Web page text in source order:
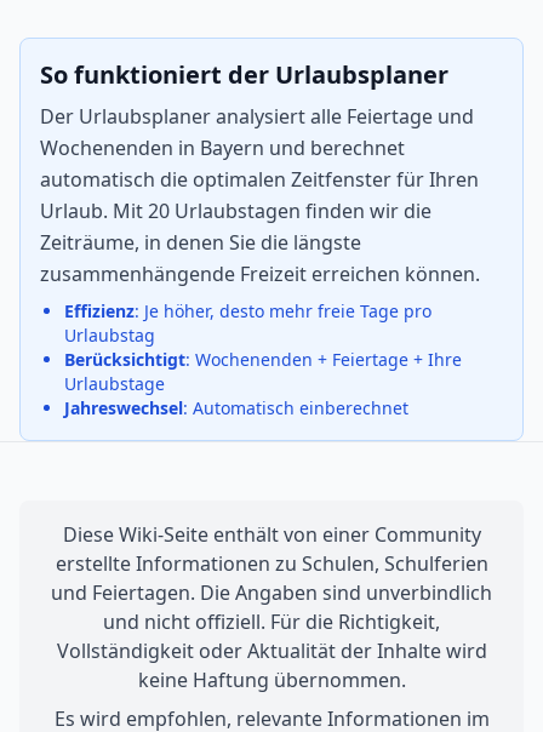
So funktioniert der Urlaubsplaner
Der Urlaubsplaner analysiert alle Feiertage und
Wochenenden in Bayern und berechnet
automatisch die optimalen Zeitfenster für Ihren
Urlaub. Mit 20 Urlaubstagen finden wir die
Zeiträume, in denen Sie die längste
zusammenhängende Freizeit erreichen können.
Effizienz: Je höher, desto mehr freie Tage pro
Urlaubstag
Berücksichtigt: Wochenenden + Feiertage + Ihre
Urlaubstage
Jahreswechsel: Automatisch einberechnet
Diese Wiki-Seite enthält von einer Community
erstellte Informationen zu Schulen, Schulferien
und Feiertagen. Die Angaben sind unverbindlich
und nicht offiziell. Für die Richtigkeit,
Vollständigkeit oder Aktualität der Inhalte wird
keine Haftung übernommen.
Es wird empfohlen, relevante Informationen im